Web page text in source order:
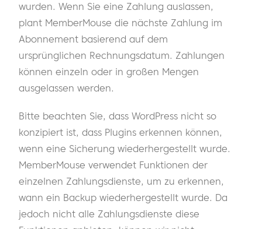
wurden. Wenn Sie eine Zahlung auslassen,
plant MemberMouse die nächste Zahlung im
Abonnement basierend auf dem
ursprünglichen Rechnungsdatum. Zahlungen
können einzeln oder in großen Mengen
ausgelassen werden.
Bitte beachten Sie, dass WordPress nicht so
konzipiert ist, dass Plugins erkennen können,
wenn eine Sicherung wiederhergestellt wurde.
MemberMouse verwendet Funktionen der
einzelnen Zahlungsdienste, um zu erkennen,
wann ein Backup wiederhergestellt wurde. Da
jedoch nicht alle Zahlungsdienste diese